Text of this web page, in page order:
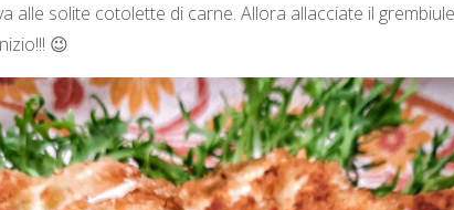
alle solite cotolette di carne. Allora allacciate il
😉